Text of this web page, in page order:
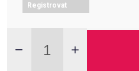
Registrovat